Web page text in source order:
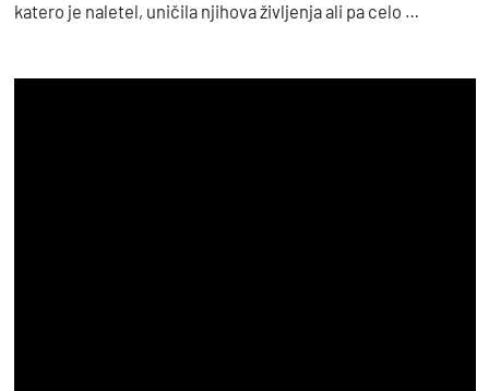
katero je naletel, uničila njihova življenja ali pa celo …